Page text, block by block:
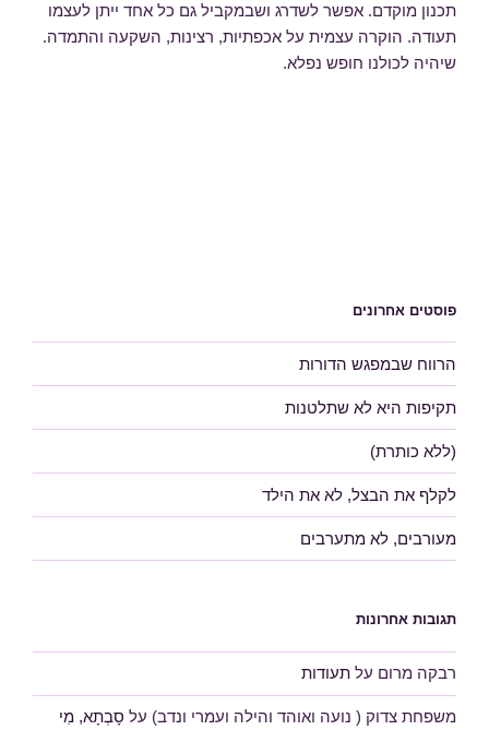
תכנון מוקדם. אפשר לשדרג ושבמקביל גם כל אחד ייתן לעצמו
תעודה. הוקרה עצמית על אכפתיות, רצינות, השקעה והתמדה.
שיהיה לכולנו חופש נפלא.
פוסטים אחרונים
הרווח שבמפגש הדורות
תקיפות היא לא שתלטנות
(ללא כותרת)
לקלף את הבצל, לא את הילד
מעורבים, לא מתערבים
תגובות אחרונות
רבקה מרום על תעודות
משפחת צדוק ( נועה ואוהד והילה ועמרי ונדב) על סָבְתָא, מִי